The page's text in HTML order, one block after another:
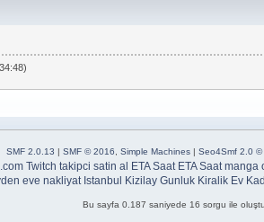
SMF 2.0.13 | SMF © 2016 Simple Machines| Seo4Smf 2.0 ©
Twitch takipci satin al ETA Saat ETA Saat manga
eve nakliyat Istanbul Kizilay Gunluk Kiralik Ev
Bu sayfa 0.187 saniyede 16 sorgu ile